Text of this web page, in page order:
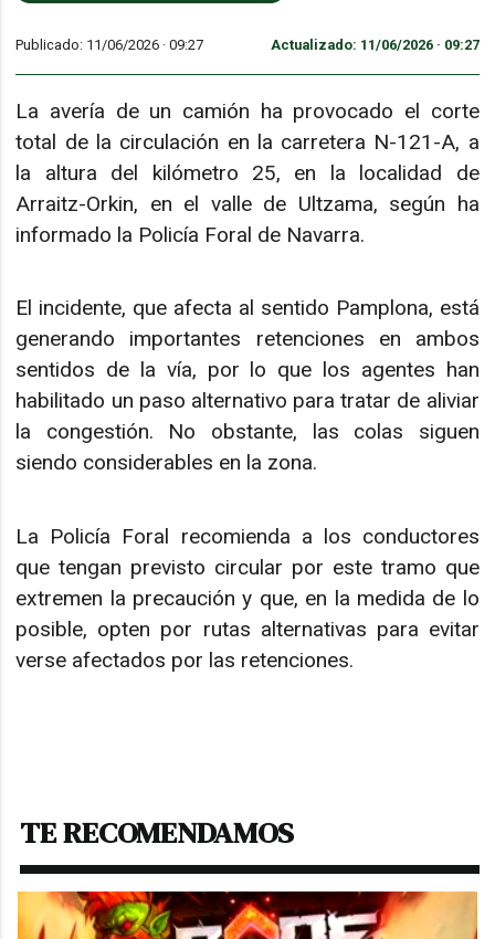
Publicado: 11/06/2026 ·09:27 Actualizado: 11/06/2026 · 09:27
La avería de un camión ha provocado el corte
total de la circulación en la carretera N-121-A, a
la altura del kilómetro 25, en la localidad de
Arraitz-Orkin, en el valle de Ultzama, según ha
informado la Policía Foral de Navarra.
El incidente, que afecta al sentido Pamplona, está
generando importantes retenciones en ambos
sentidos de la vía, por lo que los agentes han
habilitado un paso alternativo para tratar de aliviar
la congestión. No obstante, las colas siguen
siendo considerables en la zona.
La Policía Foral recomienda a los conductores
que tengan previsto circular por este tramo que
extremen la precaución y que, en la medida de lo
posible, opten por rutas alternativas para evitar
verse afectados por las retenciones.
TE RECOMENDAMOS